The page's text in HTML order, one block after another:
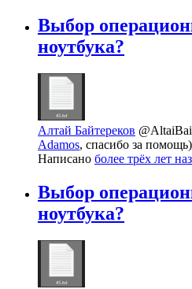
Выбор
ноутбука?
Алтай Байтереков
Adamos, спасибо за помощь)
Написано более трёх лет
Выбор
ноутбука?